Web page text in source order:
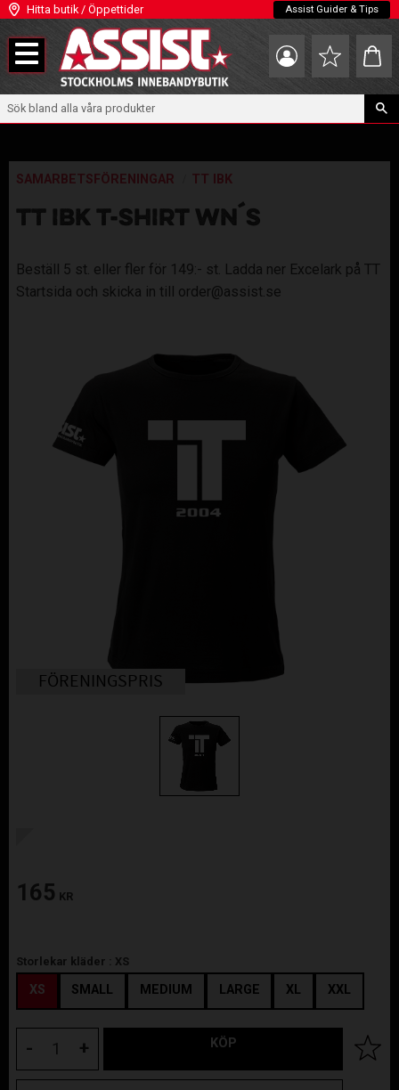
Meny
Hitta butik / Öppettider Assist Guider & Tips
Favoriter
SAMARBETSFÖRENINGAR TT IBK
TT IBK T-SHIRT WN´S
Beställ 5 st. eller fler för 149:- st. Ladda ner Excelark på TT
Startsida och skicka in till order@assist.se
FÖRENINGSPRIS
165 KR
Storlekar kläder : XS
XS SMALL MEDIUM LARGE XL XXL
+
- KÖP Lägg